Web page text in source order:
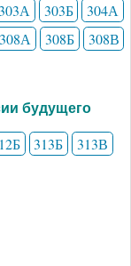
303Б
304А
308А 308Б
308В
будущего
313Б
313В